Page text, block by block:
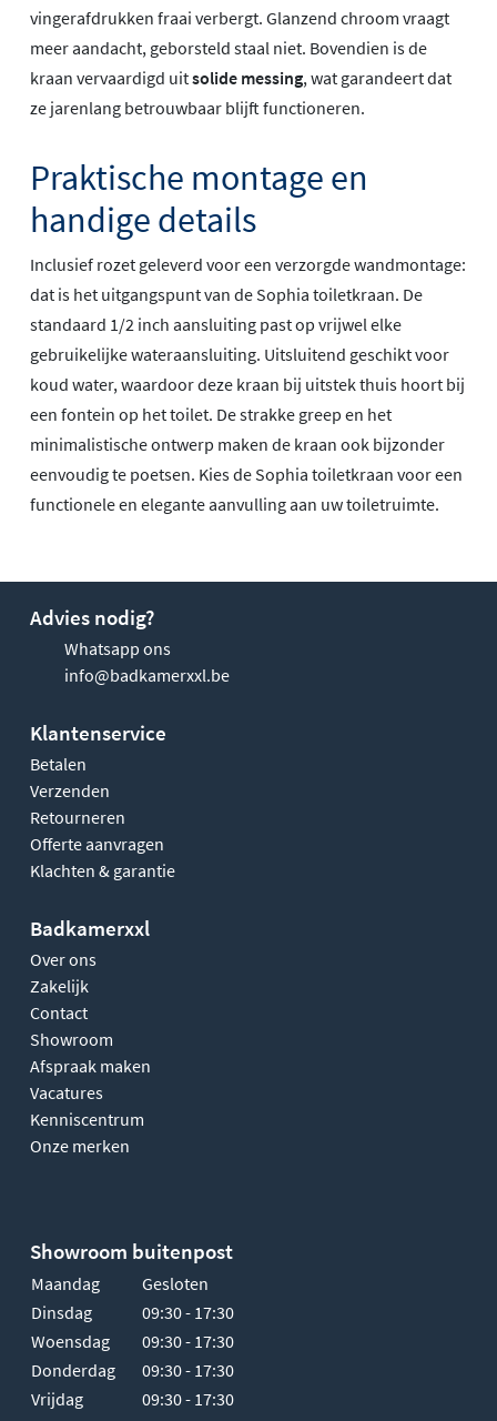
vingerafdrukken fraai verbergt. Glanzend chroom vraagt
meer aandacht, geborsteld staal niet. Bovendien is de
kraan vervaardigd uitsolide messing, wat garandeert dat
ze jarenlang betrouwbaar blijft functioneren.
Praktische montage en
handige details
Inclusief rozet geleverd voor een verzorgde wandmontage:
dat is het uitgangspunt van de Sophia toiletkraan. De
standaard 1/2 inch aansluiting past op vrijwel elke
gebruikelijke wateraansluiting. Uitsluitend geschikt voor
koud water, waardoor deze kraan bij uitstek thuis hoort bij
een fontein op het toilet. De strakke greep en het
minimalistische ontwerp maken de kraan ook bijzonder
eenvoudig te poetsen. Kies de Sophia toiletkraan voor een
functionele en elegante aanvulling aan uw toiletruimte.
Advies nodig?
Whatsapp ons
info@badkamerxxl.be
Klantenservice
Betalen
Verzenden
Retourneren
Offerte aanvragen
Klachten & garantie
Badkamerxxl
Over ons
Zakelijk
Contact
Showroom
Afspraak maken
Vacatures
Kenniscentrum
Onze merken
Showroom buitenpost
Maandag
Gesloten
Dinsdag
09:30 - 17:30
Woensdag
09:30 - 17:30
Donderdag
09:30 - 17:30
Vrijdag
09:30 - 17:30